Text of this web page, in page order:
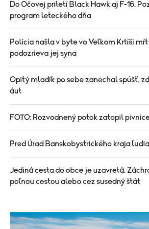
Do Očovej priletí Black Hawk aj F-16.
program leteckého dňa
Polícia našla v byte vo Veľkom Krtíši
podozrieva jej syna
Opitý mladík po sebe zanechal spúšť,
áut
FOTO: Rozvodnený potok zatopil
Pred Úrad Banskobystrického kraja
Jediná cesta do obce je uzavretá.
poľnou cestou alebo cez susedný štát